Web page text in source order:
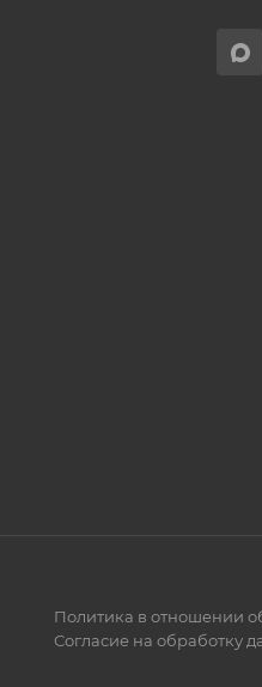
Политика в отношении
Согласие на обработку